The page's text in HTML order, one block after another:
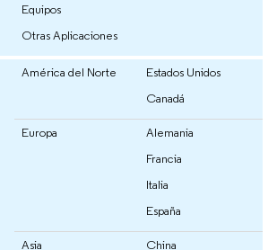
Equipos
Otras Aplicaciones
América del Norte
Estados Unidos
Canadá
Europa
Alemania
Francia
Italia
España
Asia
China